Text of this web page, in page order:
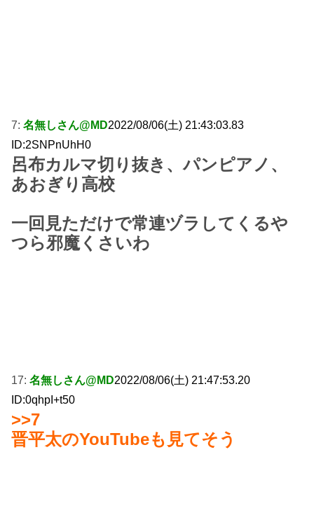
7: 名無しさん@MD2022/08/06(土) 21:43:03.83
ID:2SNPnUhH0
呂布カルマ切り抜き、パンピアノ、
あおぎり高校
一回見ただけで常連ヅラしてくるや
つら邪魔くさいわ
17: 名無しさん@MD2022/08/06(土) 21:47:53.20
ID:0qhpI+t50
>>7
晋平太のYouTubeも見てそう